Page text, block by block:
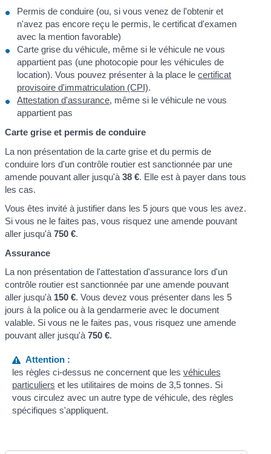
Permis de conduire (ou, si vous venez de l'obtenir et
n'avez pas encore reçu le permis, le certificat d'examen
avec la mention favorable)
Carte grise du véhicule, même si le véhicule ne vous
appartient pas (une photocopie pour les véhicules de
location). Vous pouvez présenter à la place lecertificat
provisoire d'immatriculation (CPI).
Attestation d'assurance, même si le véhicule ne vous
appartient pas
Carte grise et permis de conduire
La non présentation de la carte grise et du permis de
conduire lors d'un contrôle routier est sanctionnée par une
amende pouvant aller jusqu'à38 €. Elle est à payer dans tous
les cas.
Vous êtes invité à justifier dans les 5 jours que vous les avez.
Si vous ne le faites pas, vous risquez une amende pouvant
aller jusqu'à750 €.
Assurance
La non présentation de l'attestation d'assurance lors d'un
contrôle routier est sanctionnée par une amende pouvant
aller jusqu'à 150 €. Vous devez vous présenter dans les 5
jours à la police ou à la gendarmerie avec le document
valable. Si vous ne le faites pas, vous risquez une amende
pouvant aller jusqu'à750 €.
Attention :
les règles ci-dessus ne concernent que les véhicules
particuliers et les utilitaires de moins de 3,5 tonnes. Si
vous circulez avec un autre type de véhicule, des règles
spécifiques s'appliquent.